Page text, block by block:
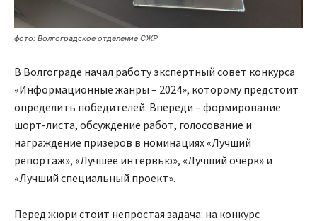
фото: Волгоградское отделение СЖР
В Волгограде начал работу экспертный совет конкурса
«Информационные жанры – 2024», которому предстоит
определить победителей. Впереди – формирование
шорт-листа, обсуждение работ, голосование и
награждение призеров в номинациях «Лучший
репортаж», «Лучшее интервью», «Лучший очерк» и
«Лучший специальный проект».
Перед жюри стоит непростая задача: на конкурс